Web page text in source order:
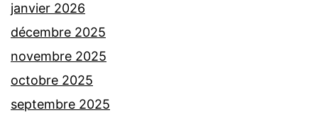
janvier 2026
décembre 2025
novembre 2025
octobre 2025
septembre 2025